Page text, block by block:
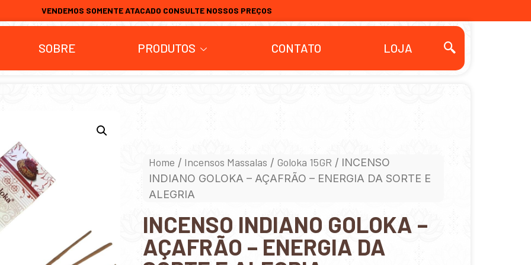
VENDEMOS SOMENTE ATACADO CONSULTE NOSSOS PREÇOS
SOBRE PRODUTOS CONTATO LOJA
Home / Incensos Massalas / Goloka 15GR / INCENSO
INDIANO GOLOKA – AÇAFRÃO – ENERGIA DA SORTE E
ALEGRIA
INCENSO INDIANO GOLOKA –
AÇAFRÃO – ENERGIA DA